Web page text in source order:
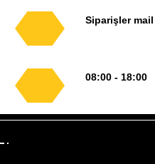
Siparişler mail
08:00 - 18:00